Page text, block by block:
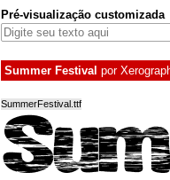
Pré-visualização customizada
Summer Festival por
SummerFestival.ttf